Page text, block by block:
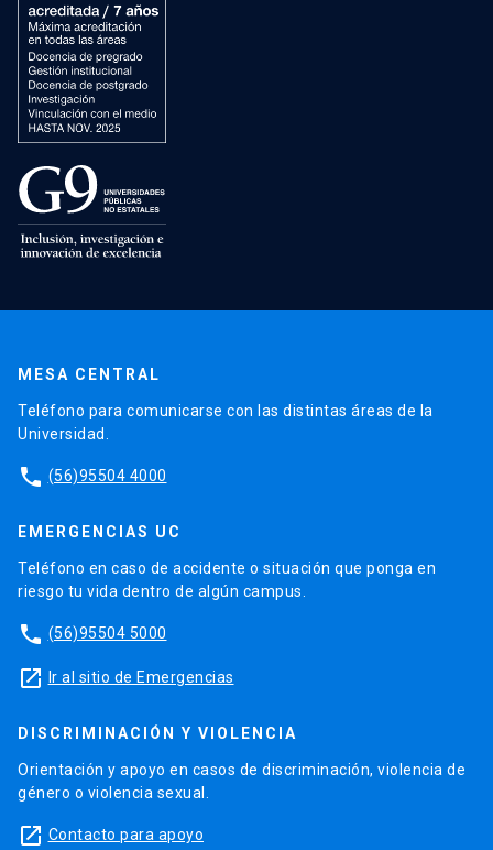
MESA CENTRAL
Teléfono para comunicarse con las distintas áreas de la
Universidad.
phone (56)95504 4000
EMERGENCIAS UC
Teléfono en caso de accidente o situación que ponga en
riesgo tu vida dentro de algún campus.
phone (56)95504 5000
launch Ir al sitio de Emergencias
DISCRIMINACIÓN Y VIOLENCIA
Orientación y apoyo en casos de discriminación, violencia de
género o violencia sexual.
launch Contacto para apoyo